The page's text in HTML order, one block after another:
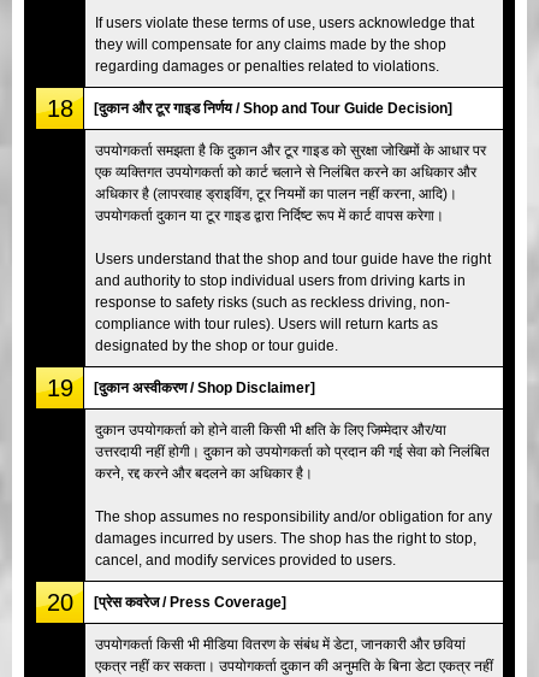
If users violate these terms of use, users acknowledge that
they will compensate for any claims made by the shop
regarding damages or penalties related to violations.
18 [दुकान और टूर गाइड निर्णय / Shop and Tour Guide Decision]
उपयोगकर्ता समझता है कि दुकान और टूर गाइड को सुरक्षा जोखिमों के आधार पर
एक व्यक्तिगत उपयोगकर्ता को कार्ट चलाने से निलंबित करने का अधिकार और
अधिकार है (लापरवाह ड्राइविंग, टूर नियमों का पालन नहीं करना, आदि)।
उपयोगकर्ता दुकान या टूर गाइड द्वारा निर्दिष्ट रूप में कार्ट वापस करेगा।
Users understand that the shop and tour guide have the right
and authority to stop individual users from driving karts in
response to safety risks (such as reckless driving, non-
compliance with tour rules). Users will return karts as
designated by the shop or tour guide.
19 [दुकान अस्वीकरण / Shop Disclaimer]
दुकान उपयोगकर्ता को होने वाली किसी भी क्षति के लिए जिम्मेदार और/या
उत्तरदायी नहीं होगी। दुकान को उपयोगकर्ता को प्रदान की गई सेवा को निलंबित
करने, रद्द करने और बदलने का अधिकार है।
The shop assumes no responsibility and/or obligation for any
damages incurred by users. The shop has the right to stop,
cancel, and modify services provided to users.
20 [प्रेस कवरेज / Press Coverage]
उपयोगकर्ता किसी भी मीडिया वितरण के संबंध में डेटा, जानकारी और छवियां
एकत्र नहीं कर सकता। उपयोगकर्ता दुकान की अनुमति के बिना डेटा एकत्र नहीं